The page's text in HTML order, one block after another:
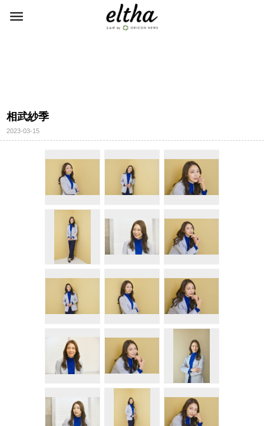
相武紗季
2023-03-15